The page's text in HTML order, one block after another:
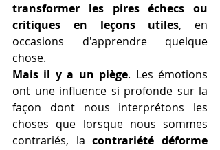
transformer les pires échecs ou
critiques en leçons utiles, en
occasions d'apprendre quelque
chose.
Mais il y a un piège. Les émotions
ont une influence si profonde sur la
façon dont nous interprétons les
choses que lorsque nous sommes
contrariés, la contrariété déforme